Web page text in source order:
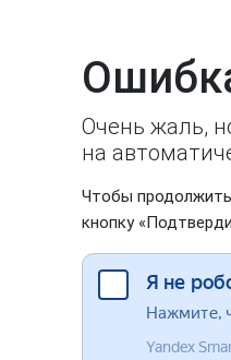
Очень жаль,
на
Чтобы продолжить
кнопку